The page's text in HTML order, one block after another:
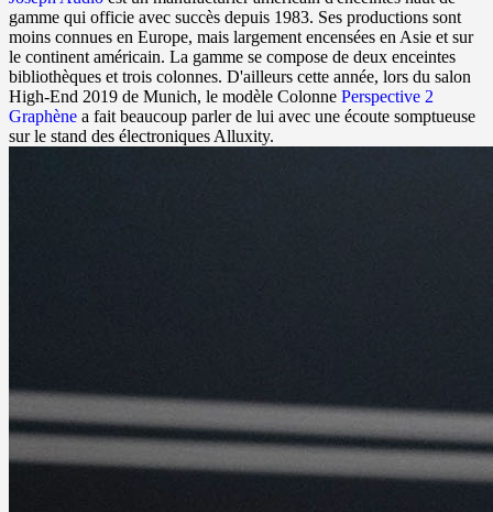
gamme qui officie avec succès depuis 1983. Ses productions sont
moins connues en Europe, mais largement encensées en Asie et sur
le continent américain. La gamme se compose de deux enceintes
bibliothèques et trois colonnes. D'ailleurs cette année, lors du salon
High-End 2019 de Munich, le modèle Colonne Perspective 2
Graphène a fait beaucoup parler de lui avec une écoute somptueuse
sur le stand des électroniques Alluxity.